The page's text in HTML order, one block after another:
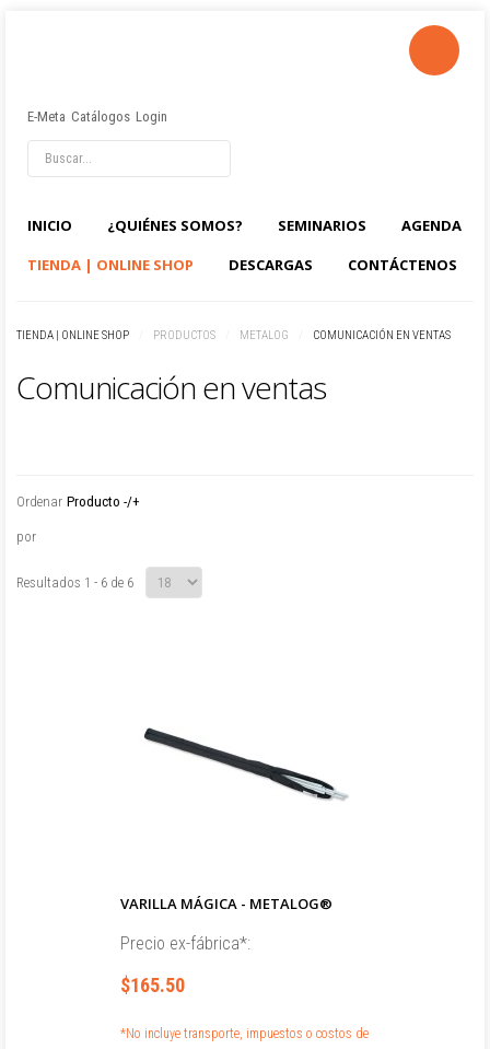
E-Meta Catálogos Login
INICIO ¿QUIÉNES SOMOS? SEMINARIOS
AGENDA
TIENDA | ONLINE SHOP
DESCARGAS CONTÁCTENOS
TIENDA | ONLINE SHOP PRODUCTOS METALOG COMUNICACIÓN EN VENTAS
Comunicación en ventas
Ordenar
por
Producto -/+
Resultados 1 - 6 de 6
VARILLA MÁGICA - METALOG®
Precio ex-fábrica*:
$165.50
*No incluye transporte, impuestos o costos de